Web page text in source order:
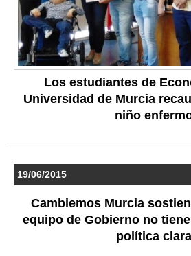
Los estudiantes de
Universidad de Murcia
niño
19/06/2015
Cambiemos Murcia
equipo de Gobierno no
política clara